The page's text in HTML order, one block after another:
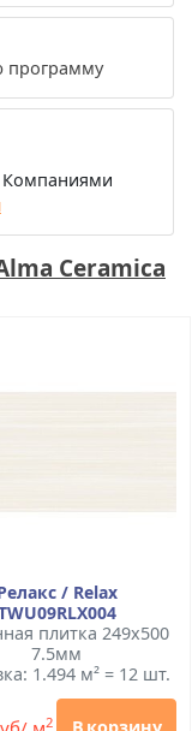
программу
Компаниями
Ceramica
/ Relax
плитка 249x500
7.5мм
1.494 м² = 12 шт.
2